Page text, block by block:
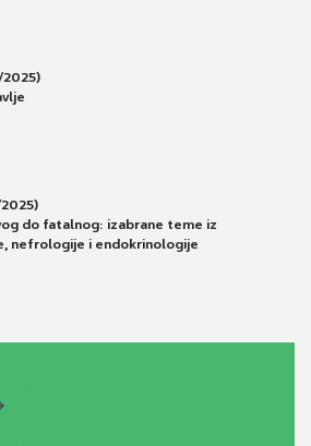
do fatalnog: izabrane teme iz
nefrologije i endokrinologije